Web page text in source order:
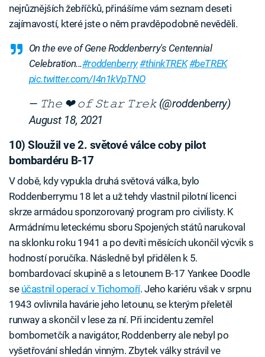
nejrůznějších žebříčků, přinášíme vám seznam deseti
zajímavostí, které jste o něm pravděpodobně nevěděli.
On the eve of Gene Roddenberry's Centennial
Celebration...#roddenberry#thinkTREK#beTREK
pic.twitter.com/I4n1kVpTNO
— 𝚃𝚑𝚎 ❤ 𝚘𝚏 𝚂𝚝𝚊𝚛 𝚃𝚛𝚎𝚔 (@roddenberry)
August 18, 2021
10) Sloužil ve 2. světové válce coby pilot
bombardéru B-17
V době, kdy vypukla druhá světová válka, bylo
Roddenberrymu 18 let a už tehdy vlastnil pilotní licenci
skrze armádou sponzorovaný program pro civilisty. K
Armádnímu leteckému sboru Spojených států narukoval
na sklonku roku 1941 a po devíti měsících ukončil výcvik s
hodností poručíka. Následně byl přidělen k 5.
bombardovací skupině a s letounem B-17 Yankee Doodle
se účastnil operací v Tichomoří. Jeho kariéru však v srpnu
1943 ovlivnila havárie jeho letounu, se kterým přeletěl
runway a skončil v lese za ní. Při incidentu zemřel
bombometčík a navigátor, Roddenberry ale nebyl po
vyšetřování shledán vinným. Zbytek války strávil ve